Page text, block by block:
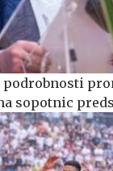
sopotnic